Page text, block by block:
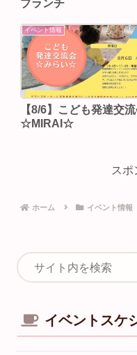
ブランチ
イベント情報
【8/6】こども発達交
☆MIRAI☆
スポ
ホーム イベント情報
イベントスケ